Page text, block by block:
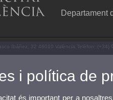
Departament
Ibáñez, 32 46010 València.Telèfon: (+34)
i política de
és important per a